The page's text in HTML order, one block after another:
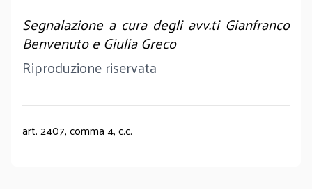
Segnalazione a cura degli avv.ti Gianfranco
Benvenuto e Giulia Greco
Riproduzione riservata
art. 2407, comma 4, c.c.